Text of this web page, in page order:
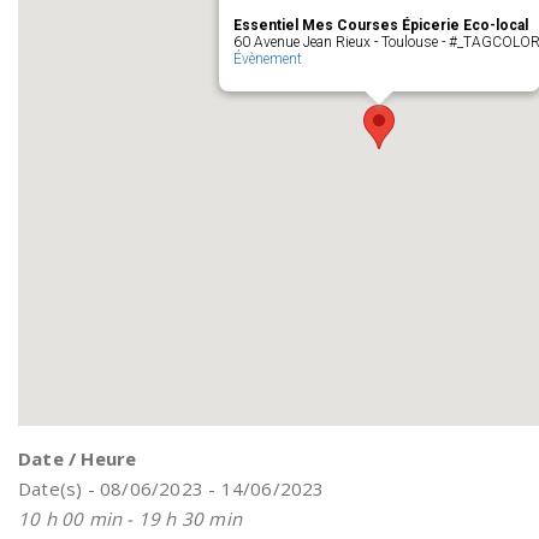
Essentiel Mes Courses Épicerie Eco-local
60 Avenue Jean Rieux - Toulouse - #_TAGCOLOR
Évènement
Date / Heure
Date(s) - 08/06/2023 - 14/06/2023
10 h 00 min - 19 h 30 min